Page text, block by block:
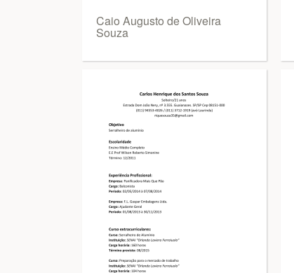
Caio Augusto de Oliveira
Souza